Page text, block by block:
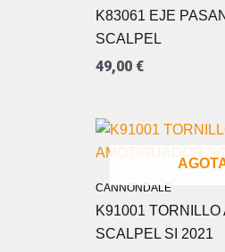
K83061 EJE
SCALPEL
49,00 €
CANNONDALE
K91001
SCALPEL SI 2021